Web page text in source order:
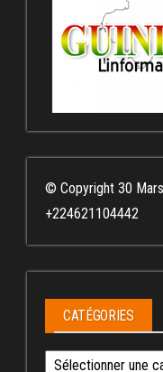
© Copyright 30
+224621104442
CATÉGORIES
Catégories